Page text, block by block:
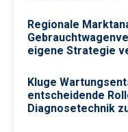
Regionale
eigene Strategie
Kluge
entscheidende
Diagnosetechnik